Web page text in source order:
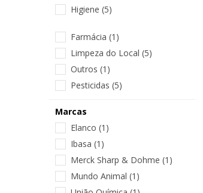
Higiene (5)
Farmácia (1)
Limpeza do Local (5)
Outros (1)
Pesticidas (5)
Marcas
Elanco (1)
Ibasa (1)
Merck Sharp & Dohme (1)
Mundo Animal (1)